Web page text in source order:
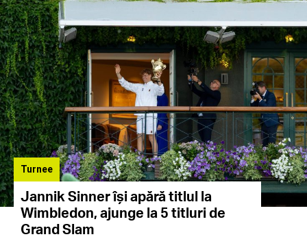
Turnee
Jannik Sinner își apără titlul la
Wimbledon, ajunge la 5 titluri de
Grand Slam